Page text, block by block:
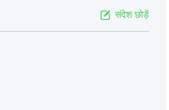
संदेश छोड़ें